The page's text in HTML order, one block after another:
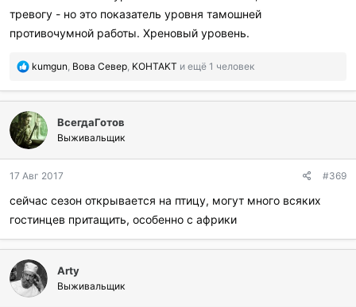
тревогу - но это показатель уровня тамошней
противочумной работы. Хреновый уровень.
П
б
а
г
о
а
и
л
и
:
kumgun Вова Север KOHTAKT и ещё 1 человек
ВсегдаГотов
Выживальщик
17 Авг 2017 #369
сейчас сезон открывается на птицу, могут много всяких
гостинцев притащить, особенно с африки
Arty
Выживальщик